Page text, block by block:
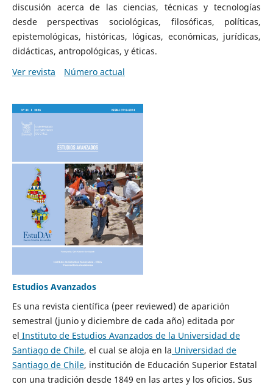
discusión acerca de las ciencias, técnicas y tecnologías
desde perspectivas sociológicas, filosóficas, políticas,
epistemológicas, históricas, lógicas, económicas, jurídicas,
didácticas, antropológicas, y éticas.
Ver revista
Número actual
Estudios Avanzados
Es una revista científica (peer reviewed) de aparición
semestral (junio y diciembre de cada año) editada por
el Instituto de Estudios Avanzados de la Universidad de
Santiago de Chile, el cual se aloja en la Universidad de
Santiago de Chile, institución de Educación Superior Estatal
con una tradición desde 1849 en las artes y los oficios. Sus